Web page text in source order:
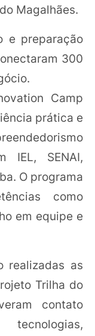
Magalhães.
e preparação
300
Camp
prática e
IEL, SENAI,
O programa
como
em equipe e
realizadas as
Trilha do
contato